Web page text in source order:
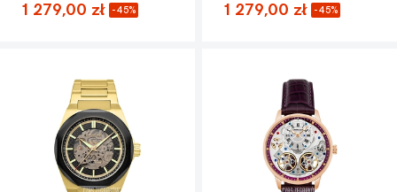
1 279,00 zł -45% 1 279,00 zł -45%